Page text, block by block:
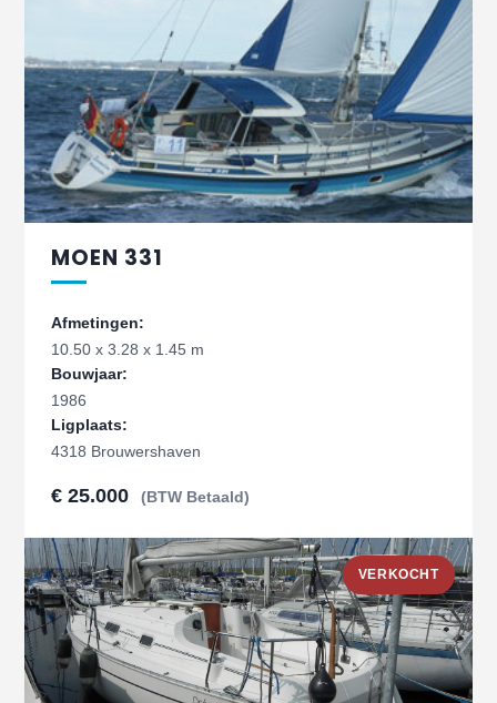
MOEN 331
Afmetingen:
10.50 x 3.28 x 1.45 m
Bouwjaar:
1986
Ligplaats:
4318 Brouwershaven
€ 25.000 (BTW Betaald)
VERKOCHT